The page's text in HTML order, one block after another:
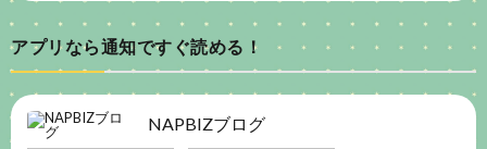
アプリなら通知ですぐ読める！
NAPBIZブログ